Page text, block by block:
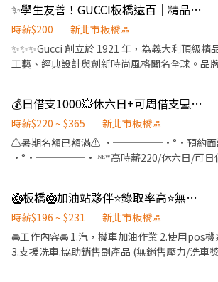
🔥🎉 公司產品➜ 筆電零件 工作內容➜ 協助產品組包裝/小型機台操
作 上班時間➜ 日班08:00-17:00 薪資福利➜ 時薪230 ❤️‍🔥固定班
加班✅穿便服 工作地點➜ 樹林區俊英街 ✨✨ 💡每天都有面試，歡迎
私訊截圖預約💡 ▪️電話：0968921833 鍾小姐
✨學生友善！GUCCI板橋遠百｜精品工讀｜200/hr
時薪$200
新北市板橋區
✨✨✨Gucci 創立於 1921 年，為義大利頂級精
工藝、經典設計與創新時尚風格聞名全球。品
百貨或服務業經驗尤佳 - 💰時薪:200/HR - 🛍️工
2.介紹商品並提供穿搭建議 3.協助銷售與結帳作
陳列、補貨與庫存管理 5.其餘主管交辦事項 -
情積極的好幫手～ ⭕️工作服裝請穿著全黑上
全黑，不可以有明顯的logo, 全身不可以有競品
發薪日：隔月10號 💳 僅限薪轉本人帳戶（無
性缺額會馬上聯繫你!!! 火速應徵🔥立即加賴詢
💰日借支1000💥休六日+可周借支💻筆電作業員🚩板橋監理所旁
時薪$220 ~ $365
新北市板橋區
⚠️暑期名額已額滿⚠️ •─────•°•預約面
•°•─────• ᴺᴱᵂ高時薪220/休六日/可日
•─────•°•職缺重點•°•─────• ☑️
固型筆記型電腦及平板電腦 ☑️【職缺優點】冷
學歷、員工車位、滿五天體檢補助350、可周
短期3個月後，視訂單狀況延長或轉長期 ☑️【日
工作有滿三天，即可日日借支1000
🥝板橋🥝加油站夥伴⭐錄取率高⭐無經驗可⭐可預支⭐-車FF
時薪$196 ~ $231
新北市板橋區
🚘工作內容🚘 1.汽，機車加油作業 2.使用pos
3.支援洗車.協助銷售副產品 (無銷售壓力/洗車